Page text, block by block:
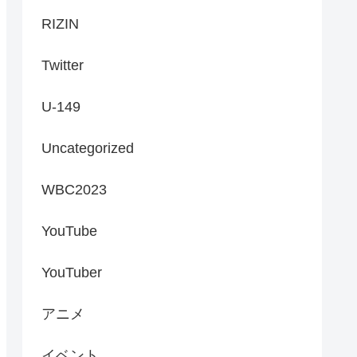
RIZIN
Twitter
U-149
Uncategorized
WBC2023
YouTube
YouTuber
アニメ